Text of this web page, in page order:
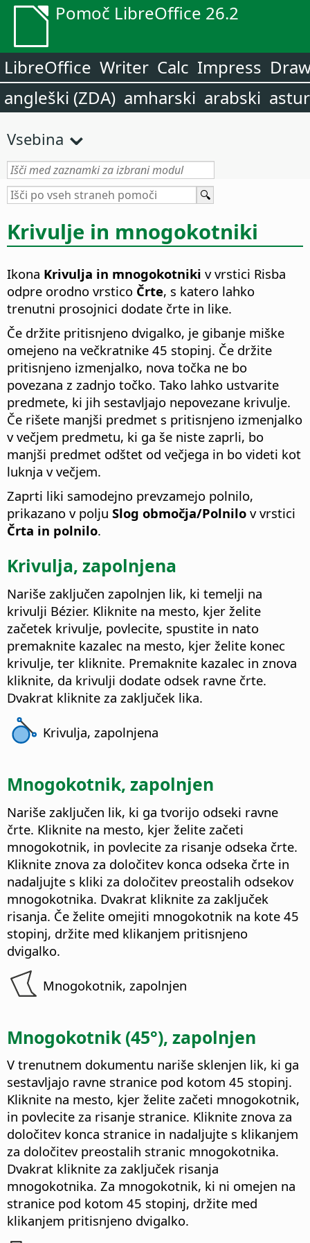
Pomoč LibreOffice 26.2
LibreOffice Writer Calc Impress
angleški (ZDA) amharski arabski
Vsebina
Krivulje in mnogokotniki
Ikona Krivulja in mnogokotniki v vrstici Risba
odpre orodno vrstico Črte, s katero lahko
trenutni prosojnici dodate črte in like.
Če držite pritisnjeno dvigalko, je gibanje miške
omejeno na večkratnike 45 stopinj. Če držite
pritisnjeno izmenjalko, nova točka ne bo
povezana z zadnjo točko. Tako lahko ustvarite
predmete, ki jih sestavljajo nepovezane krivulje.
Če rišete manjši predmet s pritisnjeno izmenjalko
v večjem predmetu, ki ga še niste zaprli, bo
manjši predmet odštet od večjega in bo videti kot
luknja v večjem.
Zaprti liki samodejno prevzamejo polnilo,
prikazano v polju Slog območja/Polnilo v vrstici
Črta in polnilo.
Krivulja, zapolnjena
Nariše zaključen zapolnjen lik, ki temelji na
krivulji Bézier. Kliknite na mesto, kjer želite
začetek krivulje, povlecite, spustite in nato
premaknite kazalec na mesto, kjer želite konec
krivulje, ter kliknite. Premaknite kazalec in znova
kliknite, da krivulji dodate odsek ravne črte.
Dvakrat kliknite za zaključek lika.
Krivulja, zapolnjena
Mnogokotnik, zapolnjen
Nariše zaključen lik, ki ga tvorijo odseki ravne
črte. Kliknite na mesto, kjer želite začeti
mnogokotnik, in povlecite za risanje odseka črte.
Kliknite znova za določitev konca odseka črte in
nadaljujte s kliki za določitev preostalih odsekov
mnogokotnika. Dvakrat kliknite za zaključek
risanja. Če želite omejiti mnogokotnik na kote 45
stopinj, držite med klikanjem pritisnjeno
dvigalko.
Mnogokotnik, zapolnjen
Mnogokotnik (45°), zapolnjen
V trenutnem dokumentu nariše sklenjen lik, ki ga
sestavljajo ravne stranice pod kotom 45 stopinj.
Kliknite na mesto, kjer želite začeti mnogokotnik,
in povlecite za risanje stranice. Kliknite znova za
določitev konca stranice in nadaljujte s klikanjem
za določitev preostalih stranic mnogokotnika.
Dvakrat kliknite za zaključek risanja
mnogokotnika. Za mnogokotnik, ki ni omejen na
stranice pod kotom 45 stopinj, držite med
klikanjem pritisnjeno dvigalko.